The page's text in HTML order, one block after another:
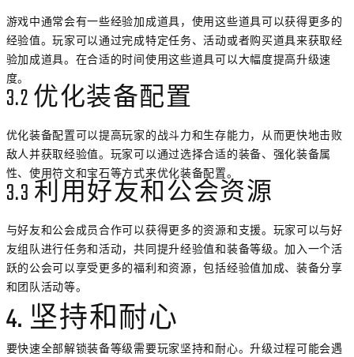
游戏中通常会有一些经验加成道具，使用这些道具可以获得更多的
经验值。玩家可以通过完成特定任务、活动或者购买道具来获取经
验加成道具。在合适的时间使用这些道具可以大幅度提高升级速
度。
3.2 优化装备配置
优化装备配置可以提高玩家的战斗力和生存能力，从而更快地击败
敌人并获取经验值。玩家可以通过选择合适的装备、强化装备属
性、使用符文和宝石等方式来优化装备配置。
3.3 利用好友和公会资源
与好友和公会成员合作可以获得更多的资源和支援。玩家可以与好
友组队进行任务和活动，共同提升经验值和装备等级。加入一个活
跃的公会可以享受更多的福利和资源，包括经验值加成、装备分享
和团队活动等。
4. 坚持和耐心
要快速全部解锁装备等级需要玩家坚持和耐心。升级过程可能会遇